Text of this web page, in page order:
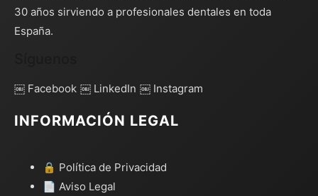
30 años sirviendo a profesionales dentales en toda
España.
￼ Facebook ￼ LinkedIn ￼ Instagram
INFORMACIÓN LEGAL
🔒 Política de Privacidad
📄 Aviso Legal